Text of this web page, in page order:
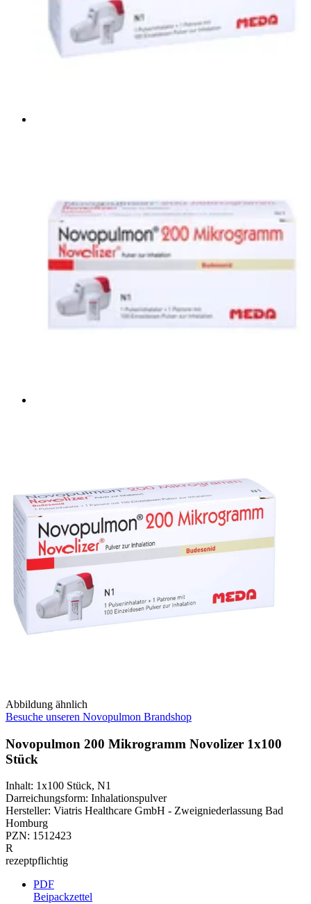
Abbildung ähnlich
Besuche unseren Novopulmon Brandshop
Novopulmon 200 Mikrogramm Novolizer 1x100
Stück
Inhalt: 1x100 Stück, N1
Darreichungsform: Inhalationspulver
Hersteller: Viatris Healthcare GmbH - Zweigniederlassung Bad
Homburg
PZN: 1512423
R
rezeptpflichtig
PDF
Beipackzettel